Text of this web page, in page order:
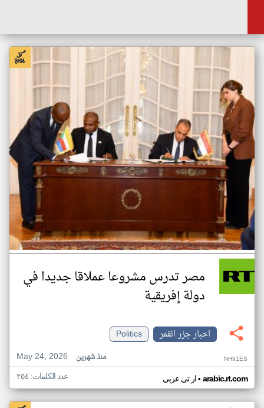
مصر تدرس مشروعا عملاقا جديدا في
دولة إفريقية
اخبار جزر القمر
Politics
May 24, 2026
منذ شهرين NH91ES
ار تي عربي• arabic.rt.com عدد الكلمات: ٢٥٤